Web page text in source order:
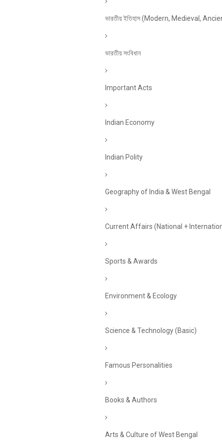
ভারতীয় ইতিহাস (Modern, Medieval,
ভারতীয় সংবিধান
Important Acts
Indian Economy
Indian Polity
Geography of India & West Bengal
Current Affairs (National +
Sports & Awards
Environment & Ecology
Science & Technology (Basic)
Famous Personalities
Books & Authors
Arts & Culture of West Bengal